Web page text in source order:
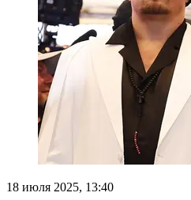
18 июля 2025, 13:40